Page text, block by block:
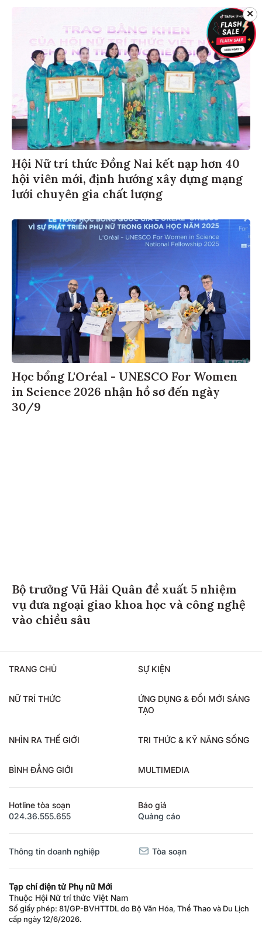
Hội Nữ trí thức Đồng Nai kết nạp hơn 40
hội viên mới, định hướng xây dựng mạng
lưới chuyên gia chất lượng
Học bổng L'Oréal - UNESCO For Women
in Science 2026 nhận hồ sơ đến ngày
30/9
Bộ trưởng Vũ Hải Quân đề xuất 5 nhiệm
vụ đưa ngoại giao khoa học và công nghệ
vào chiều sâu
TRANG CHỦ SỰ KIỆN
NỮ TRÍ THỨC
ỨNG DỤNG & ĐỔI MỚI SÁNG
TẠO
NHÌN RA THẾ GIỚI TRI THỨC & KỸ NĂNG SỐNG
BÌNH ĐẲNG GIỚI MULTIMEDIA
Hotline tòa soạn
024.36.555.655
Báo giá
Quảng cáo
Thông tin doanh nghiệp Tòa soạn
Tạp chí điện tử Phụ nữ Mới
Thuộc Hội Nữ trí thức Việt Nam
Số giấy phép: 81/GP-BVHTTDL do Bộ Văn Hóa, Thể Thao và Du Lịch
cấp ngày 12/6/2026.
✕